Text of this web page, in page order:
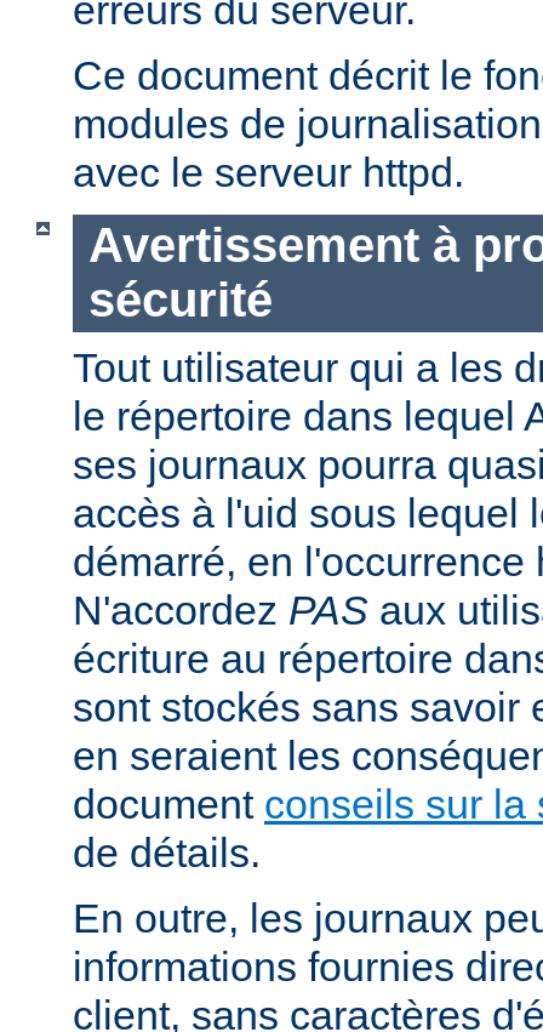
erreurs du serveur.
Ce document décrit le
modules de
avec le serveur httpd.
Avertissement à
sécurité
Tout utilisateur qui a les
le répertoire dans lequel
ses journaux pourra
accès à l'uid sous lequel
démarré, en
N'accordez PAS aux
écriture au répertoire
sont stockés sans savoir
en seraient les
document conseils sur la
de détails.
En outre, les journaux
informations fournies
client, sans caractères